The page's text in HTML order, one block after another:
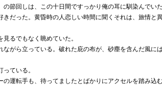
節回しは、この十日間ですっかり俺の耳に馴染んでいた
だった。黄昏時の人恋しい時間に聞くそれは、旅情と
るでもなく眺めていた。
がら立っている。破れた庇の布が、砂塵を含んだ風に
ている。
運転手も、待ってましたとばかりにアクセルを踏み込む